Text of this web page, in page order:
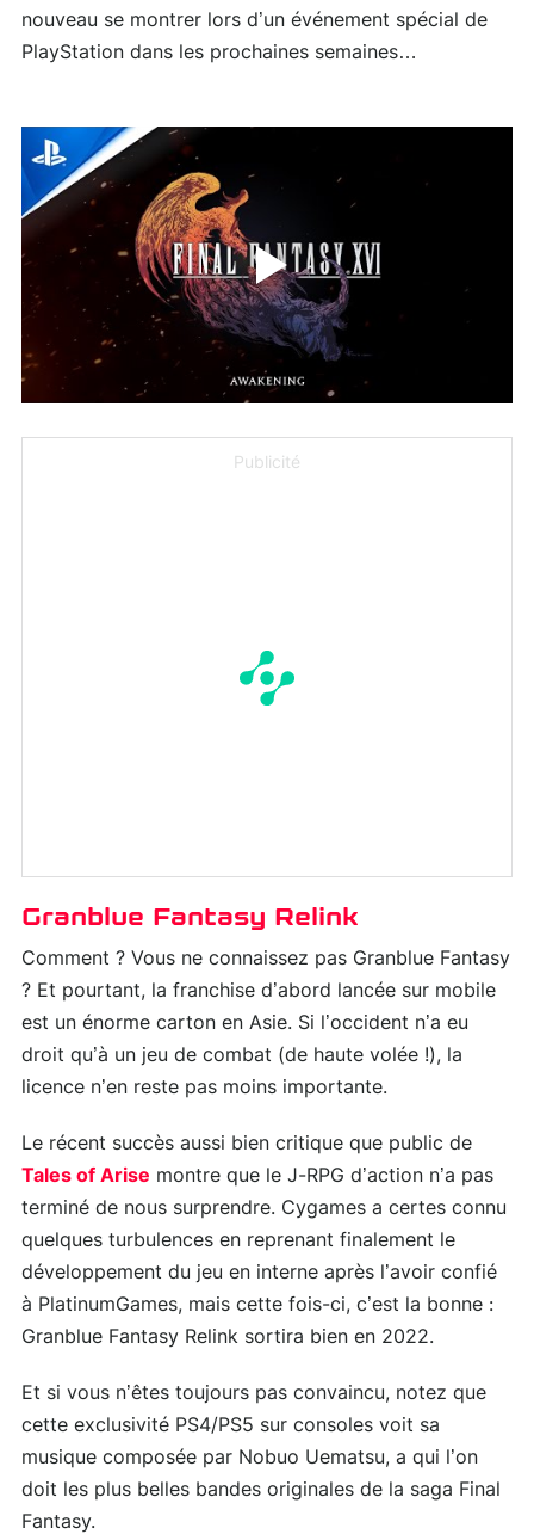
nouveau se montrer lors d’un événement spécial de
PlayStation dans les prochaines semaines…
Publicité
Granblue Fantasy Relink
Comment ? Vous ne connaissez pas Granblue Fantasy
? Et pourtant, la franchise d’abord lancée sur mobile
est un énorme carton en Asie. Si l’occident n’a eu
droit qu’à un jeu de combat (de haute volée !), la
licence n’en reste pas moins importante.
Le récent succès aussi bien critique que public de
Tales of Arise montre que le J-RPG d’action n’a pas
terminé de nous surprendre. Cygames a certes connu
quelques turbulences en reprenant finalement le
développement du jeu en interne après l’avoir confié
à PlatinumGames, mais cette fois-ci, c’est la bonne :
Granblue Fantasy Relink sortira bien en 2022.
Et si vous n’êtes toujours pas convaincu, notez que
cette exclusivité PS4/PS5 sur consoles voit sa
musique composée par Nobuo Uematsu, a qui l’on
doit les plus belles bandes originales de la saga Final
Fantasy.